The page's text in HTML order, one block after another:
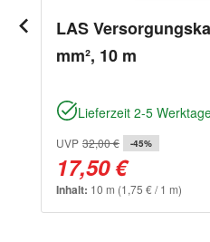
LAS
mm², 10 m
Lieferzeit 2-5
UVP 32,00 € -45%
17,50 €
Inhalt: 10 m (1,75 € / 1 m)